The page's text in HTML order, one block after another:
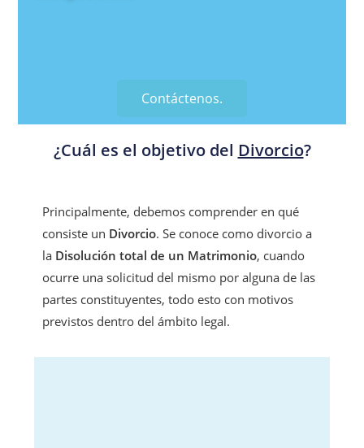
Contáctenos.
¿Cuál es el objetivo del Divorcio?
Principalmente, debemos comprender en qué
consiste un Divorcio. Se conoce como divorcio a
la Disolución total de un Matrimonio, cuando
ocurre una solicitud del mismo por alguna de las
partes constituyentes, todo esto con motivos
previstos dentro del ámbito legal.